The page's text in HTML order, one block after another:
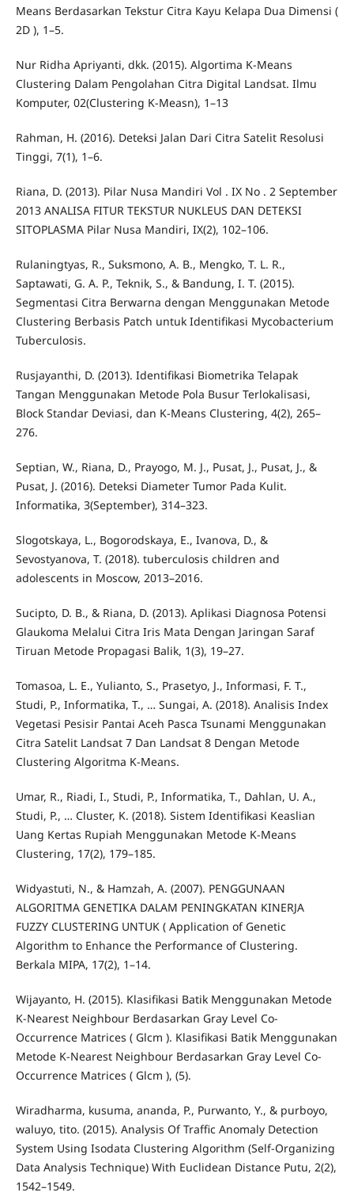
Means Berdasarkan Tekstur Citra Kayu Kelapa Dua Dimensi (
2D ), 1–5.
Nur Ridha Apriyanti, dkk. (2015). Algortima K-Means
Clustering Dalam Pengolahan Citra Digital Landsat. Ilmu
Komputer, 02(Clustering K-Measn), 1–13
Rahman, H. (2016). Deteksi Jalan Dari Citra Satelit Resolusi
Tinggi, 7(1), 1–6.
Riana, D. (2013). Pilar Nusa Mandiri Vol . IX No . 2 September
2013 ANALISA FITUR TEKSTUR NUKLEUS DAN DETEKSI
SITOPLASMA Pilar Nusa Mandiri, IX(2), 102–106.
Rulaningtyas, R., Suksmono, A. B., Mengko, T. L. R.,
Saptawati, G. A. P., Teknik, S., & Bandung, I. T. (2015).
Segmentasi Citra Berwarna dengan Menggunakan Metode
Clustering Berbasis Patch untuk Identifikasi Mycobacterium
Tuberculosis.
Rusjayanthi, D. (2013). Identifikasi Biometrika Telapak
Tangan Menggunakan Metode Pola Busur Terlokalisasi,
Block Standar Deviasi, dan K-Means Clustering, 4(2), 265–
276.
Septian, W., Riana, D., Prayogo, M. J., Pusat, J., Pusat, J., &
Pusat, J. (2016). Deteksi Diameter Tumor Pada Kulit.
Informatika, 3(September), 314–323.
Slogotskaya, L., Bogorodskaya, E., Ivanova, D., &
Sevostyanova, T. (2018). tuberculosis children and
adolescents in Moscow, 2013–2016.
Sucipto, D. B., & Riana, D. (2013). Aplikasi Diagnosa Potensi
Glaukoma Melalui Citra Iris Mata Dengan Jaringan Saraf
Tiruan Metode Propagasi Balik, 1(3), 19–27.
Tomasoa, L. E., Yulianto, S., Prasetyo, J., Informasi, F. T.,
Studi, P., Informatika, T., … Sungai, A. (2018). Analisis Index
Vegetasi Pesisir Pantai Aceh Pasca Tsunami Menggunakan
Citra Satelit Landsat 7 Dan Landsat 8 Dengan Metode
Clustering Algoritma K-Means.
Umar, R., Riadi, I., Studi, P., Informatika, T., Dahlan, U. A.,
Studi, P., … Cluster, K. (2018). Sistem Identifikasi Keaslian
Uang Kertas Rupiah Menggunakan Metode K-Means
Clustering, 17(2), 179–185.
Widyastuti, N., & Hamzah, A. (2007). PENGGUNAAN
ALGORITMA GENETIKA DALAM PENINGKATAN KINERJA
FUZZY CLUSTERING UNTUK ( Application of Genetic
Algorithm to Enhance the Performance of Clustering.
Berkala MIPA, 17(2), 1–14.
Wijayanto, H. (2015). Klasifikasi Batik Menggunakan Metode
K-Nearest Neighbour Berdasarkan Gray Level Co-
Occurrence Matrices ( Glcm ). Klasifikasi Batik Menggunakan
Metode K-Nearest Neighbour Berdasarkan Gray Level Co-
Occurrence Matrices ( Glcm ), (5).
Wiradharma, kusuma, ananda, P., Purwanto, Y., & purboyo,
waluyo, tito. (2015). Analysis Of Traffic Anomaly Detection
System Using Isodata Clustering Algorithm (Self-Organizing
Data Analysis Technique) With Euclidean Distance Putu, 2(2),
1542–1549.